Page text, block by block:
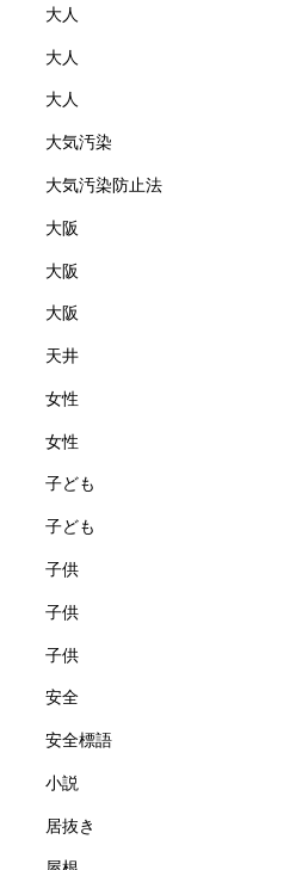
大人
大人
大人
大気汚染
大気汚染防止法
大阪
大阪
大阪
天井
女性
女性
子ども
子ども
子供
子供
子供
安全
安全標語
小説
居抜き